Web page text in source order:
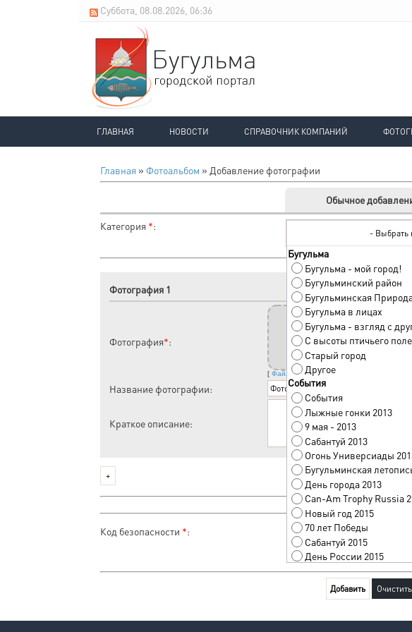
Суббота, 08.08.2026, 06:36
ГЛАВНАЯ НОВОСТИ СПРАВОЧНИК КОМПАНИЙ
Главная » Фотоальбом » Добавление фотографии
Обычное
Категория *:
Бугульма
Бугульма - мой город!
Бугульминский район
Бугульминская
Бугульма в лицах
Бугульма - взгляд с
С высоты птичьего
Старый город
Другое
События
События
Лыжные гонки 2013
9 мая - 2013
Сабантуй 2013
Огонь Универсиады
Бугульминская
День города 2013
Can-Am Trophy Russia
Новый год 2015
70 лет Победы
Сабантуй 2015
День России 2015
Фотография 1
Фотография*:
Выберите
[ Файл на компьютере
Название фотографии:
Краткое описание:
Код безопасности *: